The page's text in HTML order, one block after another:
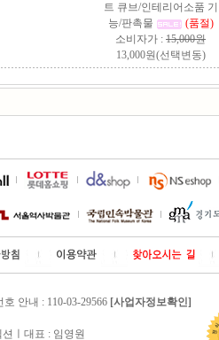
트 큐브/인테리어소품 기
능/판촉물
(품절)
소비자가 : 15,000원
13,000원(선택변동)
안내 : 110-03-29566 [사업자정보확인]
ㅣ대표 : 임영원